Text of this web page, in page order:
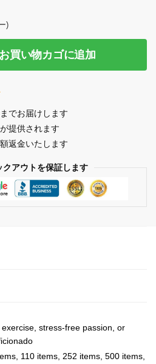
)
お買い物カゴに追加
でお届けします
提供されます
返金いたします
クアウトを保証します
stress-free passion, or
110 items, 252 items, 500 items,